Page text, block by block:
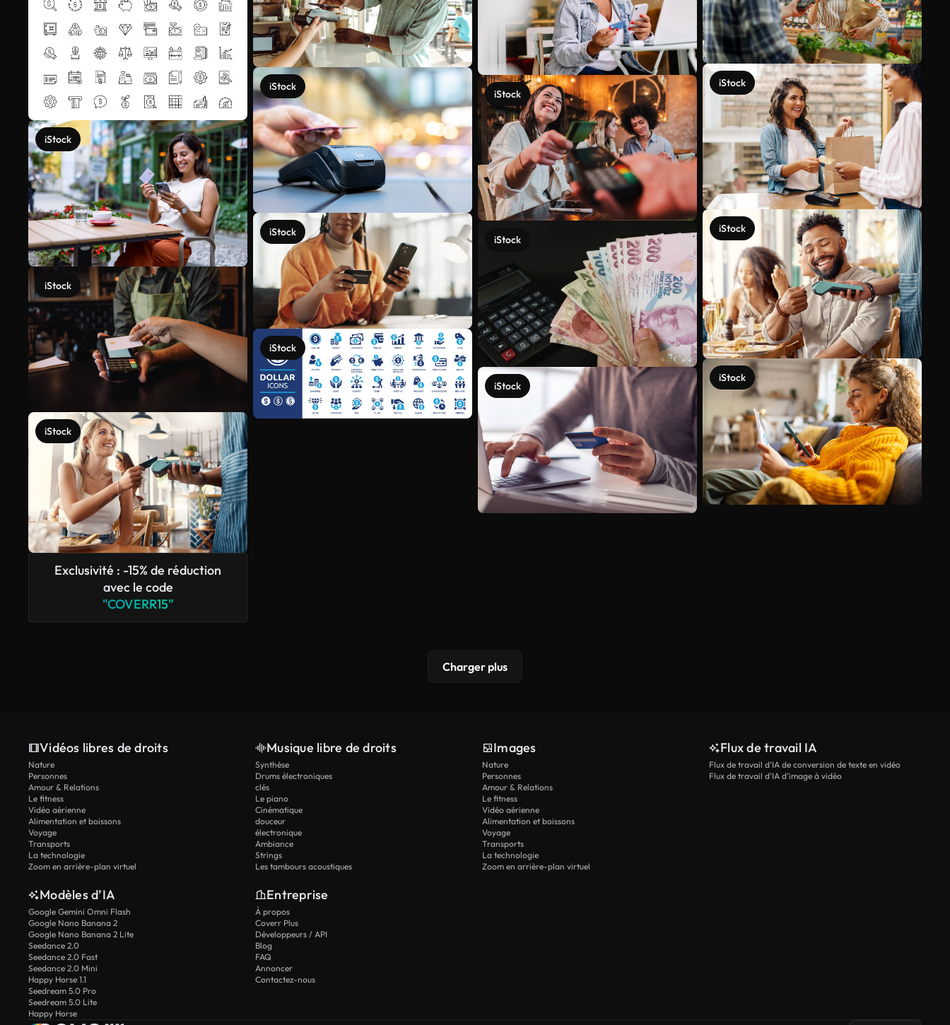
iStock
iStock
iStock
Exclusivité : -15% de réduction
avec le code
"COVERR15"
iStock
iStock
iStock
iStock
iStock
iStock
iStock
iStock
iStock
Charger plus
Vidéos libres de droits
Nature
Personnes
Amour & Relations
Le fitness
Vidéo aérienne
Alimentation et boissons
Voyage
Transports
La technologie
Zoom en arrière-plan virtuel
Musique libre de droits
Synthèse
Drums électroniques
clés
Le piano
Cinématique
douceur
électronique
Ambiance
Strings
Les tambours acoustiques
Images
Nature
Personnes
Amour & Relations
Le fitness
Vidéo aérienne
Alimentation et boissons
Voyage
Transports
La technologie
Zoom en arrière-plan virtuel
Flux de travail IA
Flux de travail d’IA de conversion de texte en vidéo
Flux de travail d’IA d’image à vidéo
Modèles d’IA
Google Gemini Omni Flash
Google Nano Banana 2
Google Nano Banana 2 Lite
Seedance 2.0
Seedance 2.0 Fast
Seedance 2.0 Mini
Happy Horse 1.1
Seedream 5.0 Pro
Seedream 5.0 Lite
Happy Horse
Entreprise
À propos
Coverr Plus
Développeurs / API
Blog
FAQ
Annoncer
Contactez-nous